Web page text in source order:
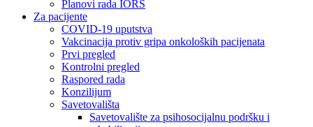
Planovi rada IORS
Za pacijente
COVID-19 uputstva
Vakcinacija protiv gripa onkoloških pacijenata
Prvi pregled
Kontrolni pregled
Raspored rada
Konzilijum
Savetovališta
Savetovalište za psihosocijalnu podršku i